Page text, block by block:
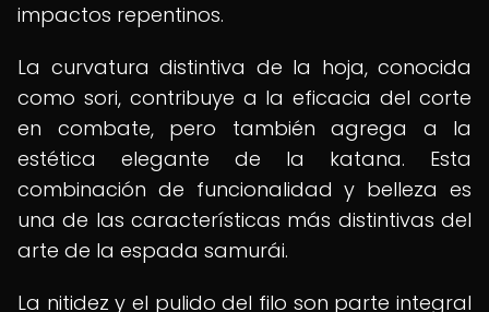
impactos repentinos.
La curvatura distintiva de la hoja, conocida
como sori, contribuye a la eficacia del corte
en combate, pero también agrega a la
estética elegante de la katana. Esta
combinación de funcionalidad y belleza es
una de las características más distintivas del
arte de la espada samurái.
La nitidez y el pulido del filo son parte integral